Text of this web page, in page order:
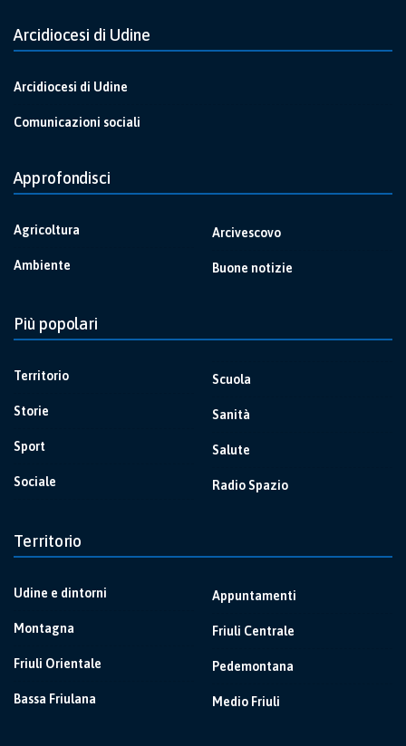
Arcidiocesi di Udine
Arcidiocesi di Udine
Comunicazioni sociali
Approfondisci
Agricoltura
Ambiente
Arcivescovo
Buone notizie
Più popolari
Territorio
Storie
Sport
Sociale
Scuola
Sanità
Salute
Radio Spazio
Territorio
Udine e dintorni
Montagna
Friuli Orientale
Bassa Friulana
Appuntamenti
Friuli Centrale
Pedemontana
Medio Friuli